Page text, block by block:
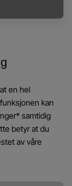
en hel
kan
samtidig
betyr at du
av våre